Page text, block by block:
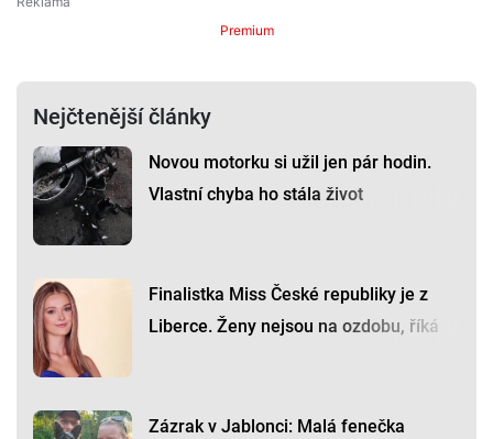
Premium
Nejčtenější články
Novou motorku si užil jen pár hodin.
Vlastní chyba ho stála život
Finalistka Miss České republiky je z
Liberce. Ženy nejsou na ozdobu, říká
Zázrak v Jablonci: Malá fenečka